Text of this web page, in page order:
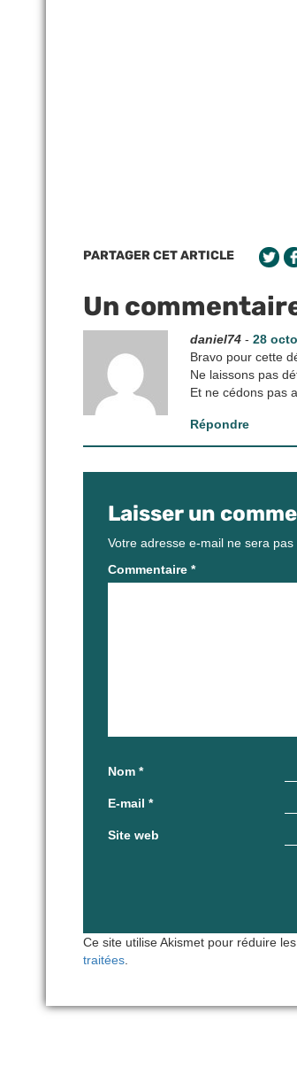
PARTAGER CET ARTICLE
Un
daniel74 -28
Bravo pour cette
Ne laissons pas
Et ne cédons pas
Répondre
Laisser un
Votre adresse e-mail ne sera pas
Commentaire *
Nom *
E-mail *
Site web
Ce site utilise Akismet pour réduire
traitées.